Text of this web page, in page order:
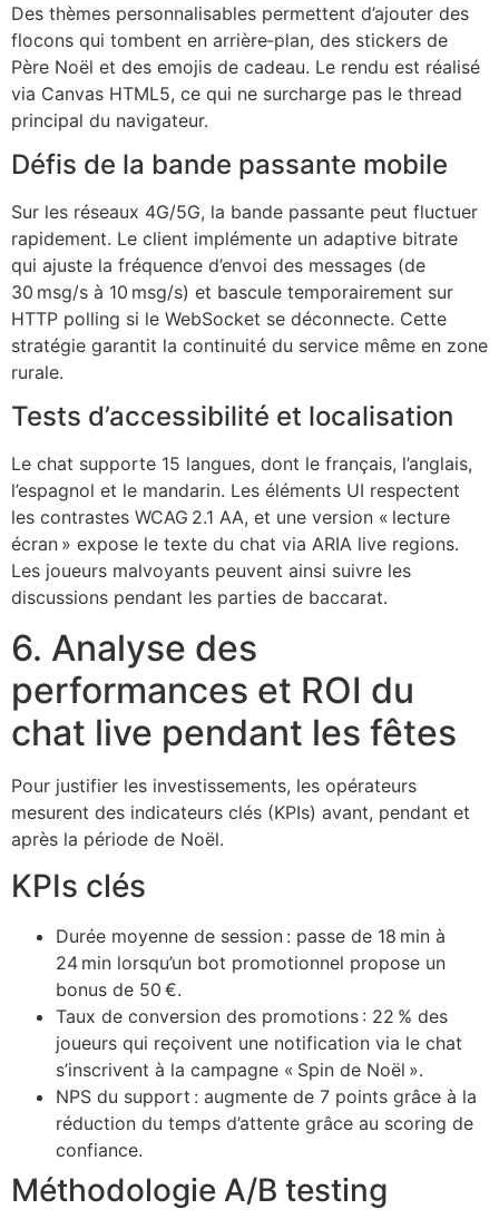
Des thèmes personnalisables permettent d’ajouter des
flocons qui tombent en arrière‑plan, des stickers de
Père Noël et des emojis de cadeau. Le rendu est réalisé
via Canvas HTML5, ce qui ne surcharge pas le thread
principal du navigateur.
Défis de la bande passante mobile
Sur les réseaux 4G/5G, la bande passante peut fluctuer
rapidement. Le client implémente un adaptive bitrate
qui ajuste la fréquence d’envoi des messages (de
30 msg/s à 10 msg/s) et bascule temporairement sur
HTTP polling si le WebSocket se déconnecte. Cette
stratégie garantit la continuité du service même en zone
rurale.
Tests d’accessibilité et localisation
Le chat supporte 15 langues, dont le français, l’anglais,
l’espagnol et le mandarin. Les éléments UI respectent
les contrastes WCAG 2.1 AA, et une version « lecture
écran » expose le texte du chat via ARIA live regions.
Les joueurs malvoyants peuvent ainsi suivre les
discussions pendant les parties de baccarat.
6. Analyse des
performances et ROI du
chat live pendant les fêtes
Pour justifier les investissements, les opérateurs
mesurent des indicateurs clés (KPIs) avant, pendant et
après la période de Noël.
KPIs clés
Durée moyenne de session : passe de 18 min à
24 min lorsqu’un bot promotionnel propose un
bonus de 50 €.
Taux de conversion des promotions : 22 % des
joueurs qui reçoivent une notification via le chat
s’inscrivent à la campagne « Spin de Noël ».
NPS du support : augmente de 7 points grâce à la
réduction du temps d’attente grâce au scoring de
confiance.
Méthodologie A/B testing